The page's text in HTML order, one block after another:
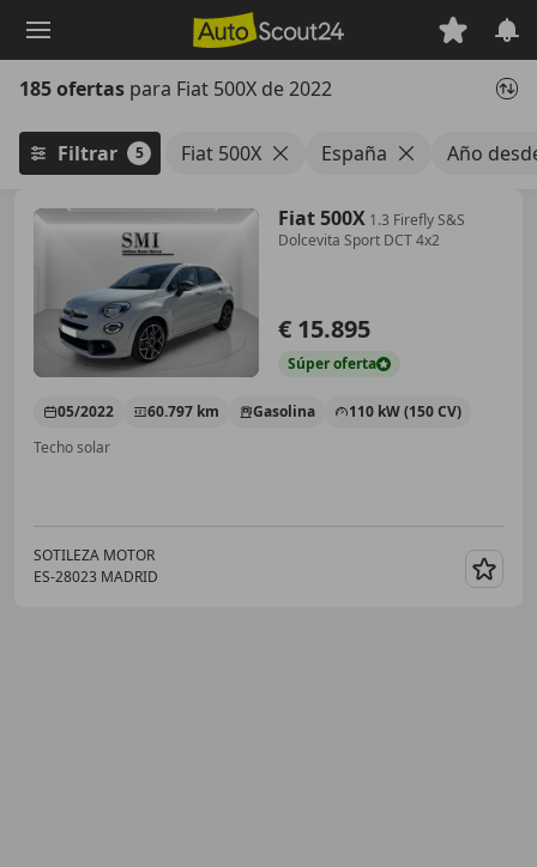
principal
185 ofertas para Fiat 500X de 2022
Filtrar 5 Fiat 500X España Año
Fiat 500X 1.3 Firefly S&S
Dolcevita Sport DCT 4x2
€ 15.895
Súperoferta
05/2022 60.797 km Gasolina
110 kW (150 CV)
Techo solar
SOTILEZA MOTOR
ES-28023 MADRID